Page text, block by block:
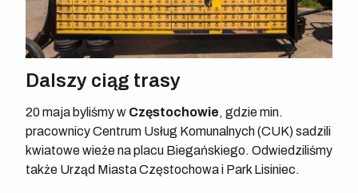
Dalszy ciąg trasy
20 maja byliśmy w Częstochowie, gdzie min.
pracownicy Centrum Usług Komunalnych (CUK) sadzili
kwiatowe wieże na placu Biegańskiego. Odwiedziliśmy
także Urząd Miasta Częstochowa i Park Lisiniec.